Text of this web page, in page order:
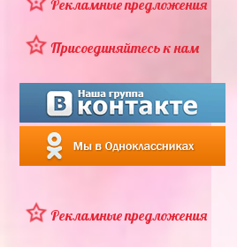
Рекламные предложения
Присоединяйтесь к нам
Рекламные предложения